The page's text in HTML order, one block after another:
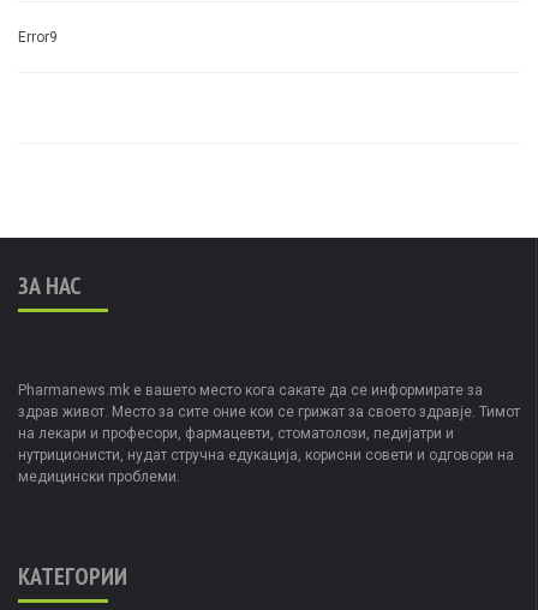
Error9
ЗА НАС
Pharmanews.mk е вашето место кога сакате да се информирате за
здрав живот. Место за сите оние кои се грижат за своето здравје. Тимот
на лекари и професори, фармацевти, стоматолози, педијатри и
нутриционисти, нудат стручна едукација, корисни совети и одговори на
медицински проблеми.
КАТЕГОРИИ